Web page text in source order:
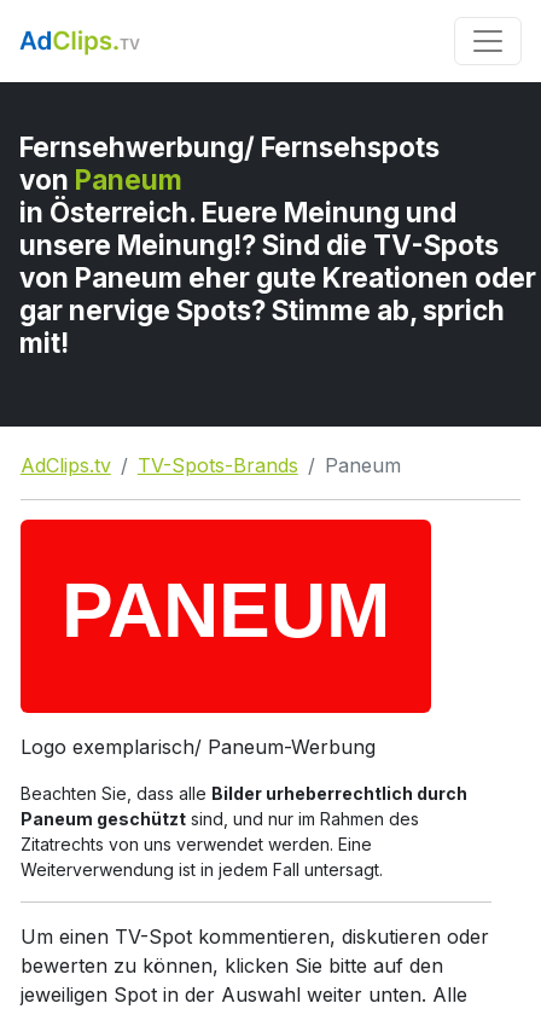
Fernsehwerbung/ Fernsehspots
von Paneum
in Österreich. Euere Meinung und
unsere Meinung!? Sind die TV-Spots
von Paneum eher gute Kreationen oder
gar nervige Spots? Stimme ab, sprich
mit!
AdClips.tv TV-Spots-Brands Paneum
Logo exemplarisch/ Paneum-Werbung
Beachten Sie, dass alle Bilder urheberrechtlich durch
Paneum geschütztsind, und nur im Rahmen des
Zitatrechts von uns verwendet werden. Eine
Weiterverwendung ist in jedem Fall untersagt.
Um einen TV-Spot kommentieren, diskutieren oder
bewerten zu können, klicken Sie bitte auf den
jeweiligen Spot in der Auswahl weiter unten. Alle